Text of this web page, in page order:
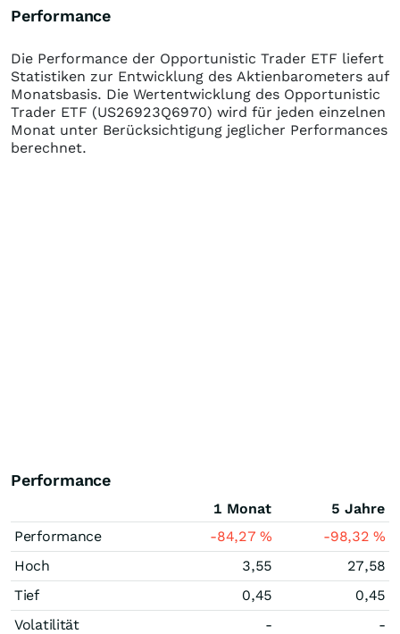
Performance
Die Performance der Opportunistic Trader ETF liefert
Statistiken zur Entwicklung des Aktienbarometers auf
Monatsbasis. Die Wertentwicklung des Opportunistic
Trader ETF (US26923Q6970) wird für jeden einzelnen
Monat unter Berücksichtigung jeglicher Performances
berechnet.
Performance
1 Monat
5 Jahre
Performance
-84,27% -98,32%
Hoch
3,55
27,58
Tief
0,45
0,45
Volatilität
- -